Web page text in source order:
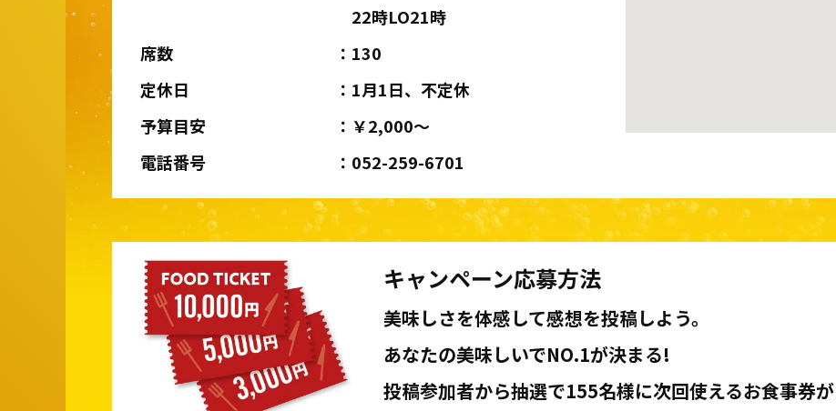
22時LO21時
席数
130
定休日
1月1日、不定休
予算目安
￥2,000～
電話番号
052-259-6701
キャンペーン応募方法
美味しさを体感して感想を投稿しよう。
あなたの美味しいでNO.1が決まる!
投稿参加者から抽選で155名様に次回使えるお食事券